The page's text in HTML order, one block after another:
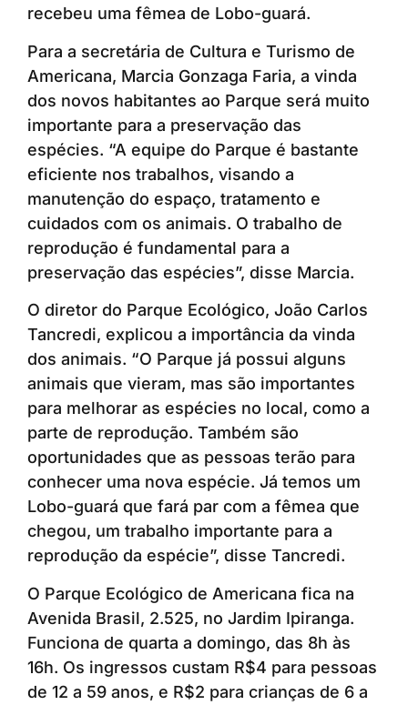
recebeu uma fêmea de Lobo-guará.
Para a secretária de Cultura e Turismo de
Americana, Marcia Gonzaga Faria, a vinda
dos novos habitantes ao Parque será muito
importante para a preservação das
espécies. “A equipe do Parque é bastante
eficiente nos trabalhos, visando a
manutenção do espaço, tratamento e
cuidados com os animais. O trabalho de
reprodução é fundamental para a
preservação das espécies”, disse Marcia.
O diretor do Parque Ecológico, João Carlos
Tancredi, explicou a importância da vinda
dos animais. “O Parque já possui alguns
animais que vieram, mas são importantes
para melhorar as espécies no local, como a
parte de reprodução. Também são
oportunidades que as pessoas terão para
conhecer uma nova espécie. Já temos um
Lobo-guará que fará par com a fêmea que
chegou, um trabalho importante para a
reprodução da espécie”, disse Tancredi.
O Parque Ecológico de Americana fica na
Avenida Brasil, 2.525, no Jardim Ipiranga.
Funciona de quarta a domingo, das 8h às
16h. Os ingressos custam R$4 para pessoas
de 12 a 59 anos, e R$2 para crianças de 6 a